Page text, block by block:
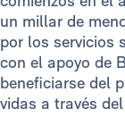
un millar de
por los servicios
con el apoyo de
beneficiarse del
vidas a través